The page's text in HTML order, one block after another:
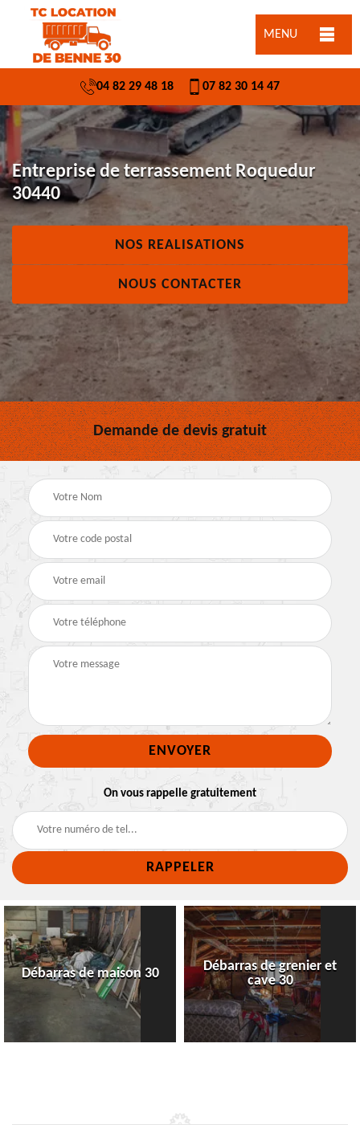
MENU
04 82 29 48 18 07 82 30 14 47
Entreprise de terrassement Roquedur
30440
NOS REALISATIONS
NOUS CONTACTER
Demande de devis gratuit
On vous rappelle gratuitement
Débarras de maison 30
Débarras de grenier et
cave 30